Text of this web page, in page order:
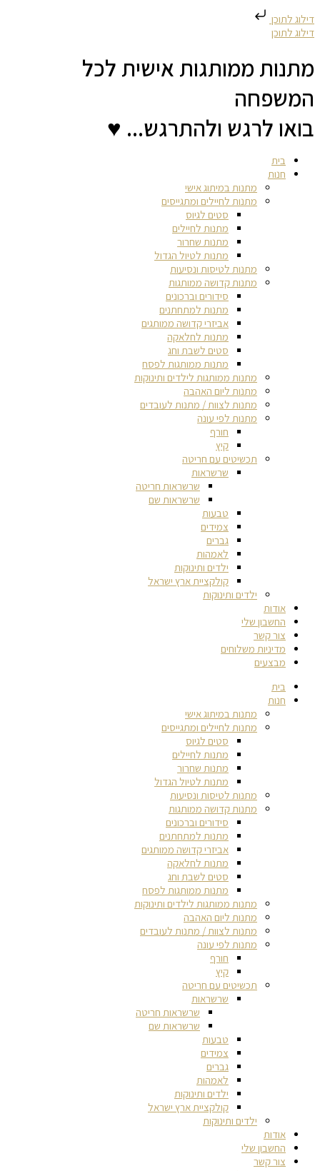
דילוג לתוכן
דילוג לתוכן
מתנות ממותגות אישית לכל
המשפחה
בואו לרגש ולהתרגש... ♥
בית
חנות
מתנות במיתוג אישי
מתנות לחיילים ומתגייסים
סטים לגיוס
מתנות לחיילים
מתנות שחרור
מתנות לטיול הגדול
מתנות לטיסות ונסיעות
מתנות קדושה ממותגות
סידורים וברכונים
מתנות למתחתנים
אביזרי קדושה ממותגים
מתנות לחלאקה
סטים לשבת וחג
מתנות ממותגות לפסח
מתנות ממותגות לילדים ותינוקות
מתנות ליום האהבה
מתנות לצוות / מתנות לעובדים
מתנות לפי עונה
חורף
קיץ
תכשיטים עם חריטה
שרשראות
שרשראות חריטה
שרשראות שם
טבעות
צמידים
גברים
לאמהות
ילדים ותינוקות
קולקציית ארץ ישראל
ילדים ותינוקות
אודות
החשבון שלי
צור קשר
מדיניות משלוחים
מבצעים
בית
חנות
מתנות במיתוג אישי
מתנות לחיילים ומתגייסים
סטים לגיוס
מתנות לחיילים
מתנות שחרור
מתנות לטיול הגדול
מתנות לטיסות ונסיעות
מתנות קדושה ממותגות
סידורים וברכונים
מתנות למתחתנים
אביזרי קדושה ממותגים
מתנות לחלאקה
סטים לשבת וחג
מתנות ממותגות לפסח
מתנות ממותגות לילדים ותינוקות
מתנות ליום האהבה
מתנות לצוות / מתנות לעובדים
מתנות לפי עונה
חורף
קיץ
תכשיטים עם חריטה
שרשראות
שרשראות חריטה
שרשראות שם
טבעות
צמידים
גברים
לאמהות
ילדים ותינוקות
קולקציית ארץ ישראל
ילדים ותינוקות
אודות
החשבון שלי
צור קשר